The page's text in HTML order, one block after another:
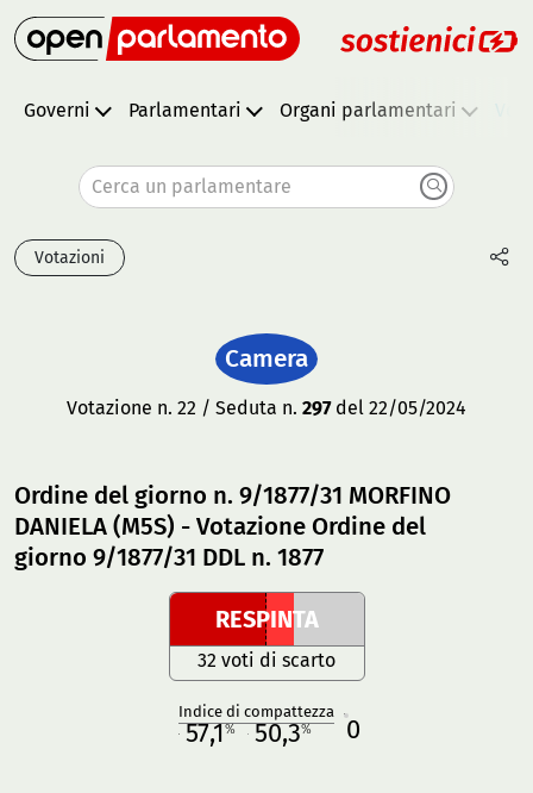
Governi Parlamentari Organi parlamentari
Cerca un parlamentare
Votazioni
Camera
Votazione n. 22 / Seduta n. 297del 22/05/2024
Ordine del giorno n. 9/1877/31 MORFINO
DANIELA (M5S) - Votazione Ordine del
giorno 9/1877/31 DDL n. 1877
RESPINTA
32 voti di scarto
Indice di compattezza
57,1% 50,3% 0